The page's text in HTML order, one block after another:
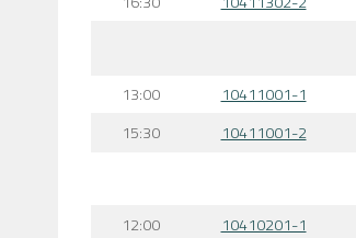
13:00
10411001-1
15:30
10411001-2
12:00
10410201-1